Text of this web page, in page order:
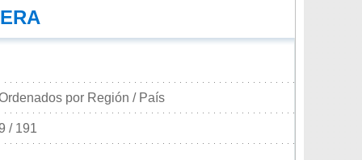
por Región / País
/ 191